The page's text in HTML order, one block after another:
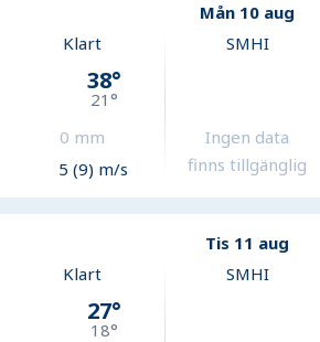
Mån 10 aug
Klart
38°
21°
0 mm
5 (9) m/s
SMHI
Ingen data
finns tillgänglig
Tis 11 aug
Klart
27°
18°
SMHI